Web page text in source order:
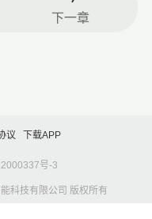
下一章
议 下载APP
号-3
科技有限公司 版权所有